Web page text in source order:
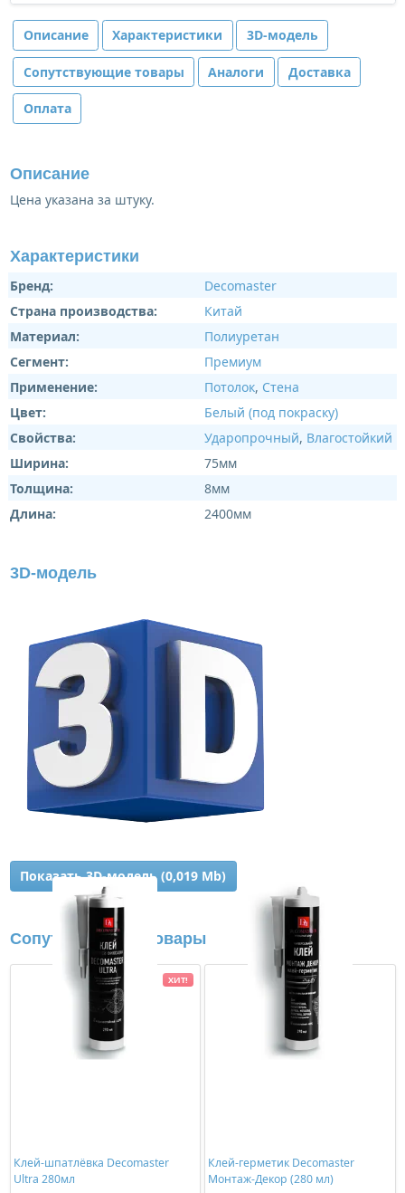
Описание Характеристики 3D-модель
Сопутствующие товары Аналоги Доставка
Оплата
Описание
Цена указана за штуку.
Характеристики
Бренд:
Decomaster
Страна производства:
Китай
Материал:
Полиуретан
Сегмент:
Премиум
Применение:
Потолок, Стена
Цвет:
Белый (под покраску)
Свойства:
Ударопрочный, Влагостойкий
Ширина:
75мм
Толщина:
8мм
Длина:
2400мм
3D-модель
Показать 3D-модель (0,019 Mb)
Сопутствующие товары
Клей-шпатлёвка Decomaster
Ultra 280мл
ХИТ!
Клей-герметик Decomaster
Монтаж-Декор (280 мл)